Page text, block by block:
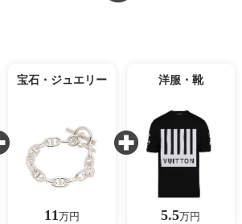
宝石・ジュエリー
11 万円
洋服・靴
5.5万円